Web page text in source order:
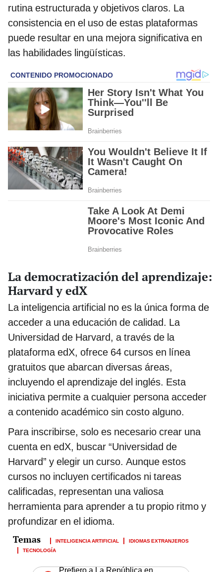
rutina estructurada y objetivos claros. La
consistencia en el uso de estas plataformas
puede resultar en una mejora significativa en
las habilidades lingüísticas.
La democratización del aprendizaje:
Harvard y edX
La inteligencia artificial no es la única forma de
acceder a una educación de calidad. La
Universidad de Harvard, a través de la
plataforma edX, ofrece 64 cursos en línea
gratuitos que abarcan diversas áreas,
incluyendo el aprendizaje del inglés. Esta
iniciativa permite a cualquier persona acceder
a contenido académico sin costo alguno.
Para inscribirse, solo es necesario crear una
cuenta en edX, buscar “Universidad de
Harvard” y elegir un curso. Aunque estos
cursos no incluyen certificados ni tareas
calificadas, representan una valiosa
herramienta para aprender a tu propio ritmo y
profundizar en el idioma.
INTELIGENCIA ARTIFICIAL
IDIOMAS EXTRANJEROS
TECNOLOGÍA